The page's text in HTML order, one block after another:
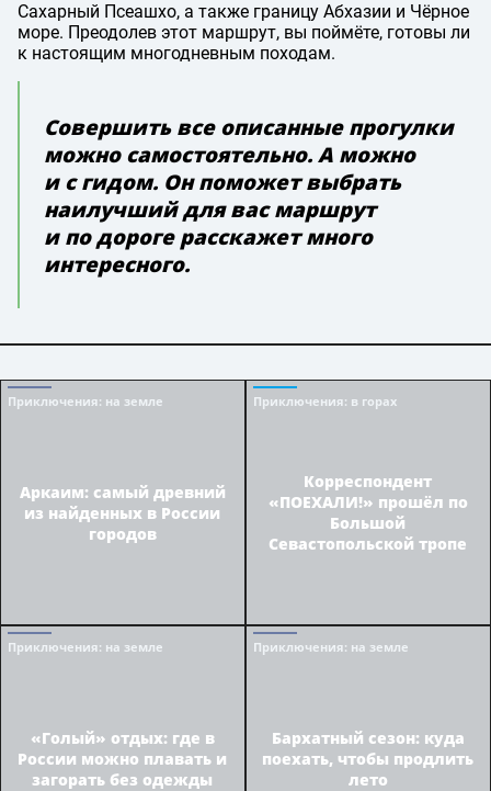
Сахарный Псеашхо, а также границу Абхазии и Чёрное
море. Преодолев этот маршрут, вы поймёте, готовы ли
к настоящим многодневным походам.
Совершить все описанные прогулки
можно самостоятельно. А можно
и с гидом. Он поможет выбрать
наилучший для вас маршрут
и по дороге расскажет много
интересного.
Приключения: на земле
Аркаим: самый древний
из найденных в России
городов
Приключения: в горах
Корреспондент
«ПОЕХАЛИ!» прошёл по
Большой
Севастопольской тропе
Приключения: на земле
«Голый» отдых: где в
России можно плавать и
загорать без одежды
Приключения: на земле
Бархатный сезон: куда
поехать, чтобы продлить
лето